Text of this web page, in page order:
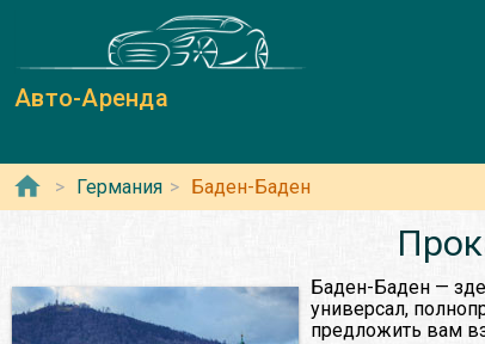
Авто-Аренда
Германия Баден-Баден
Баден-Баден —
универсал,
предложить вам